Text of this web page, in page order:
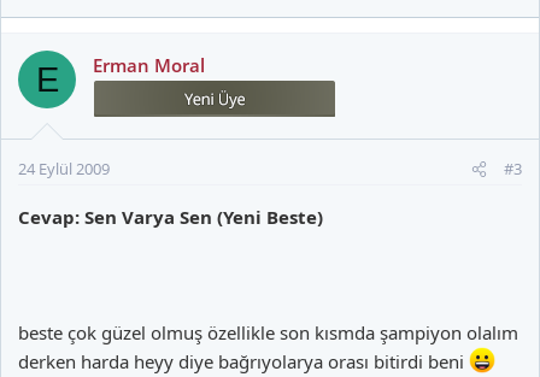
E Erman Moral
24 Eylül 2009 #3
Cevap: Sen Varya Sen (Yeni Beste)
beste çok güzel olmuş özellikle son kısmda şampiyon olalım
derken harda heyy diye bağrıyolarya orası bitirdi beni